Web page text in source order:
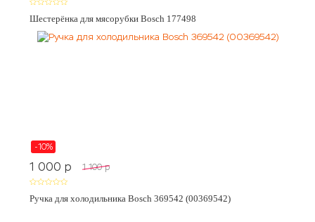
Шестерёнка для мясорубки Bosch 177498
-10%
1 000 p 1 100 p
Ручка для холодильника Bosch 369542 (00369542)